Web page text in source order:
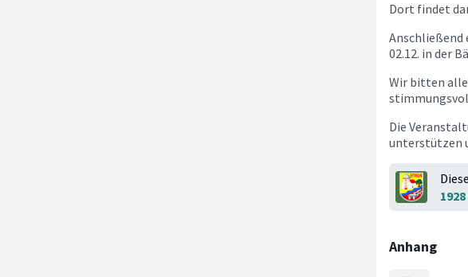
Dort findet
Anschließend
02.12. in der
Wir bitten
Die
unterstützen
1928